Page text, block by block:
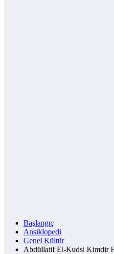
Başlangıç
Ansiklopedi
Genel Kültür
Abdüllatif El-Kudsi Kimdir